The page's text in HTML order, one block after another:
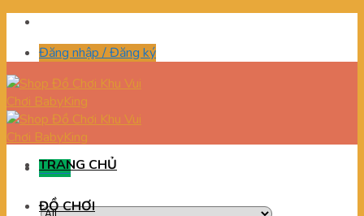
Skip
contentĐăng nhập / Đăng ký
Menu
TRANG CHỦ
ĐỒ CHƠI